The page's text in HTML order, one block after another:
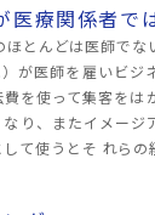
医療関係者で
とんどは医師でな
が医師を雇いビジ
を使って集客をは
り、またイメージ
て使うとそ れらの